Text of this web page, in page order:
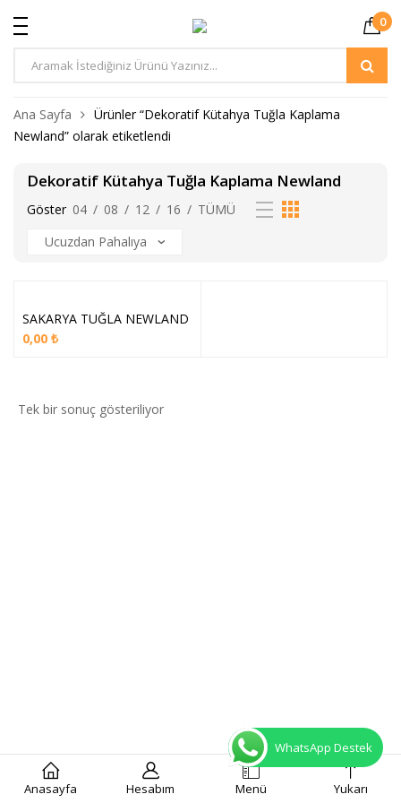
0
Ürün
Anasayfa Hesabım Menü Yukarı
Ana Sayfa
Ürünler “Dekoratif Kütahya Tuğla Kaplama
Newland” olarak etiketlendi
Dekoratif Kütahya Tuğla Kaplama Newland
Göster 04 / 08 / 12 / 16 / TÜMÜ
SAKARYA TUĞLA NEWLAND
0,00 ₺
Tek bir sonuç gösteriliyor
WhatsApp Destek